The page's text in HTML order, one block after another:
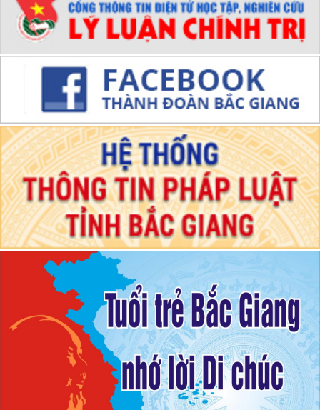
Lãnh đạo Thành ủy, HĐND, UBND thành phố Bắc Giang tặng hoa
chúc mừng Đại Hội
Quang cảnh ĐH XXII